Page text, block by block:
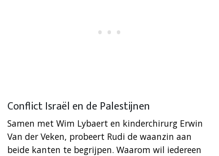
Conflict Israël en de Palestijnen
Samen met Wim Lybaert en kinderchirurg Erwin
Van der Veken, probeert Rudi de waanzin aan
beide kanten te begrijpen. Waarom wil iedereen